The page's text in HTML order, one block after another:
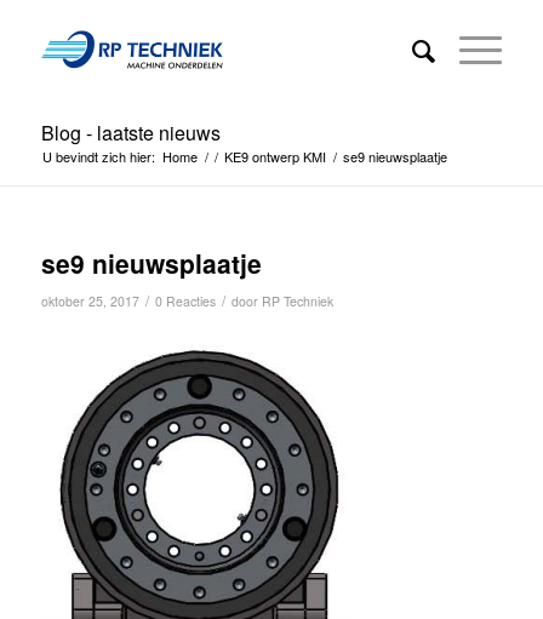
Blog - laatste nieuws
U bevindt zich hier: Home / / KE9 ontwerp KMI / se9 nieuwsplaatje
se9 nieuwsplaatje
oktober 25, 2017 / 0 Reacties / door RP Techniek